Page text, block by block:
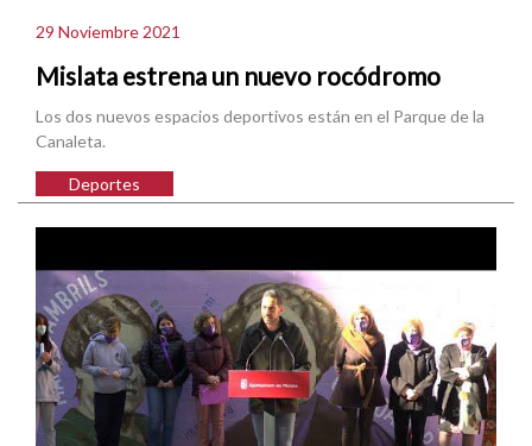
29 Noviembre 2021
Mislata estrena un nuevo rocódromo
Los dos nuevos espacios deportivos están en el Parque de la
Canaleta.
Deportes